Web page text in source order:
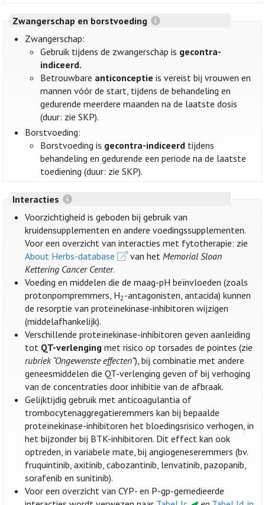
Zwangerschap en borstvoeding
Zwangerschap:
Gebruik tijdens de zwangerschap is gecontra-
indiceerd.
Betrouwbare anticonceptie is vereist bij vrouwen en
mannen vóór de start, tijdens de behandeling en
gedurende meerdere maanden na de laatste dosis
(duur: zie SKP).
Borstvoeding:
Borstvoeding is gecontra-indiceerd tijdens
behandeling en gedurende een periode na de laatste
toediening (duur: zie SKP).
Interacties
Voorzichtigheid is geboden bij gebruik van
kruidensupplementen en andere voedingssupplementen.
Voor een overzicht van interacties met fytotherapie: zie
About Herbs-database
van hetMemorial Sloan
Kettering Cancer Center.
Voeding en middelen die de maag-pH beïnvloeden (zoals
protonpompremmers, H2-antagonisten, antacida) kunnen
de resorptie van proteïnekinase-inhibitoren wijzigen
(middelafhankelijk).
Verschillende proteïnekinase-inhibitoren geven aanleiding
tot QT-verlenging met risico op torsades de pointes (zie
rubriek “Ongewenste effecten”), bij combinatie met andere
geneesmiddelen die QT-verlenging geven of bij verhoging
van de concentraties door inhibitie van de afbraak.
Gelijktijdig gebruik met anticoagulantia of
trombocytenaggregatieremmers kan bij bepaalde
proteïnekinase-inhibitoren het bloedingsrisico verhogen, in
het bijzonder bij BTK-inhibitoren. Dit effect kan ook
optreden, in variabele mate, bij angiogeneseremmers (bv.
fruquintinib, axitinib, cabozantinib, lenvatinib, pazopanib,
sorafenib en sunitinib).
Voor een overzicht van CYP- en P-gp-gemedieerde